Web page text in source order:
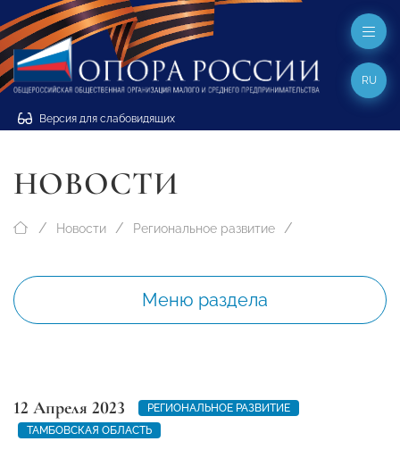
Версия для слабовидящих
RU
НОВОСТИ
Новости Региональное развитие
Меню раздела
12 Апреля 2023
РЕГИОНАЛЬНОЕ РАЗВИТИЕ
ТАМБОВСКАЯ ОБЛАСТЬ